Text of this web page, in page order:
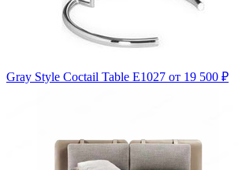
Gray Style Coctail Table E1027 от 19 500 ₽